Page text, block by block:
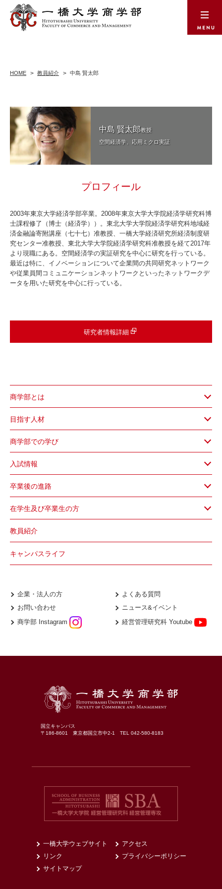
HOME 教員紹介 中島 賢太郎
中島 賢太郎教授
空間経済学、応用ミクロ実証
プロフィール
2003年東京大学経済学部卒業。2008年東京大学大学院経済学研究科博
士課程修了（博士（経済学））。東北大学大学院経済学研究科地域経
済金融論寄附講座（七十七）准教授、一橋大学経済研究所経済制度研
究センター准教授、東北大学大学院経済学研究科准教授を経て2017年
より現職にある。空間経済学の実証研究を中心に研究を行っている。
最近は特に、イノベーションについて企業間の共同研究ネットワーク
や従業員間コミュニケーションネットワークといったネットワークデ
ータを用いた研究を中心に行っている。
研究者情報詳細
商学部とは
目指す人材
商学部での学び
入試情報
卒業後の進路
在学生及び卒業生の方
教員紹介
キャンパスライフ
企業・法人の方
よくある質問
お問い合わせ
ニュース&イベント
商学部 Instagram
経営管理研究科 Youtube
国立キャンパス
〒186-8601 東京都国立市中2-1 TEL 042-580-8183
一橋大学ウェブサイト
アクセス
リンク
プライバシーポリシー
サイトマップ